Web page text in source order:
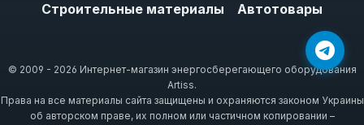
Строительные материалы
Автотовары
© 2009 - 2026 Интернет-магазин энергосберегающего оборудования
Artiss.
Права на все материалы сайта защищены и охраняются законом Украины
об авторском праве, их полном или частичном копировании –